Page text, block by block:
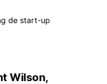
de start-up
Wilson,